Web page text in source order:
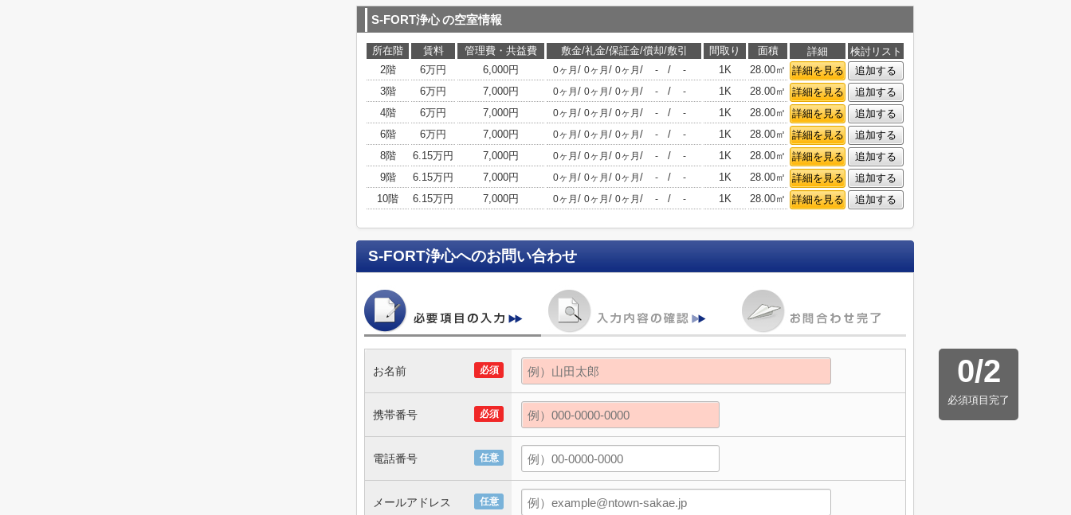
S-FORT浄心の空室情報
所在階 賃料 管理費・共益費 敷金/礼金/保証金/償却/敷引 間取り 面積 詳細
検討リスト
2階
6万円 6,000円 0ヶ月 / 0ヶ月 / 0ヶ月 / - / - 1K 28.00㎡ 詳細を見る
追加する
3階
6万円 7,000円 0ヶ月 / 0ヶ月 / 0ヶ月 / - / - 1K 28.00㎡ 詳細を見る
追加する
4階
6万円 7,000円 0ヶ月 / 0ヶ月 / 0ヶ月 / - / - 1K 28.00㎡ 詳細を見る
追加する
6階
6万円 7,000円 0ヶ月 / 0ヶ月 / 0ヶ月 / - / - 1K 28.00㎡ 詳細を見る
追加する
8階
6.15万円 7,000円 0ヶ月 / 0ヶ月 / 0ヶ月 / - / - 1K 28.00㎡ 詳細を見る
追加する
9階
6.15万円 7,000円 0ヶ月 / 0ヶ月 / 0ヶ月 / - / - 1K 28.00㎡ 詳細を見る
追加する
10階
6.15万円 7,000円 0ヶ月 / 0ヶ月 / 0ヶ月 / - / - 1K 28.00㎡ 詳細を見る 追加する
S-FORT浄心へのお問い合わせ
0/2
必須項目完了
必須
お名前
必須
携帯番号
任意
電話番号
任意
メールアドレス